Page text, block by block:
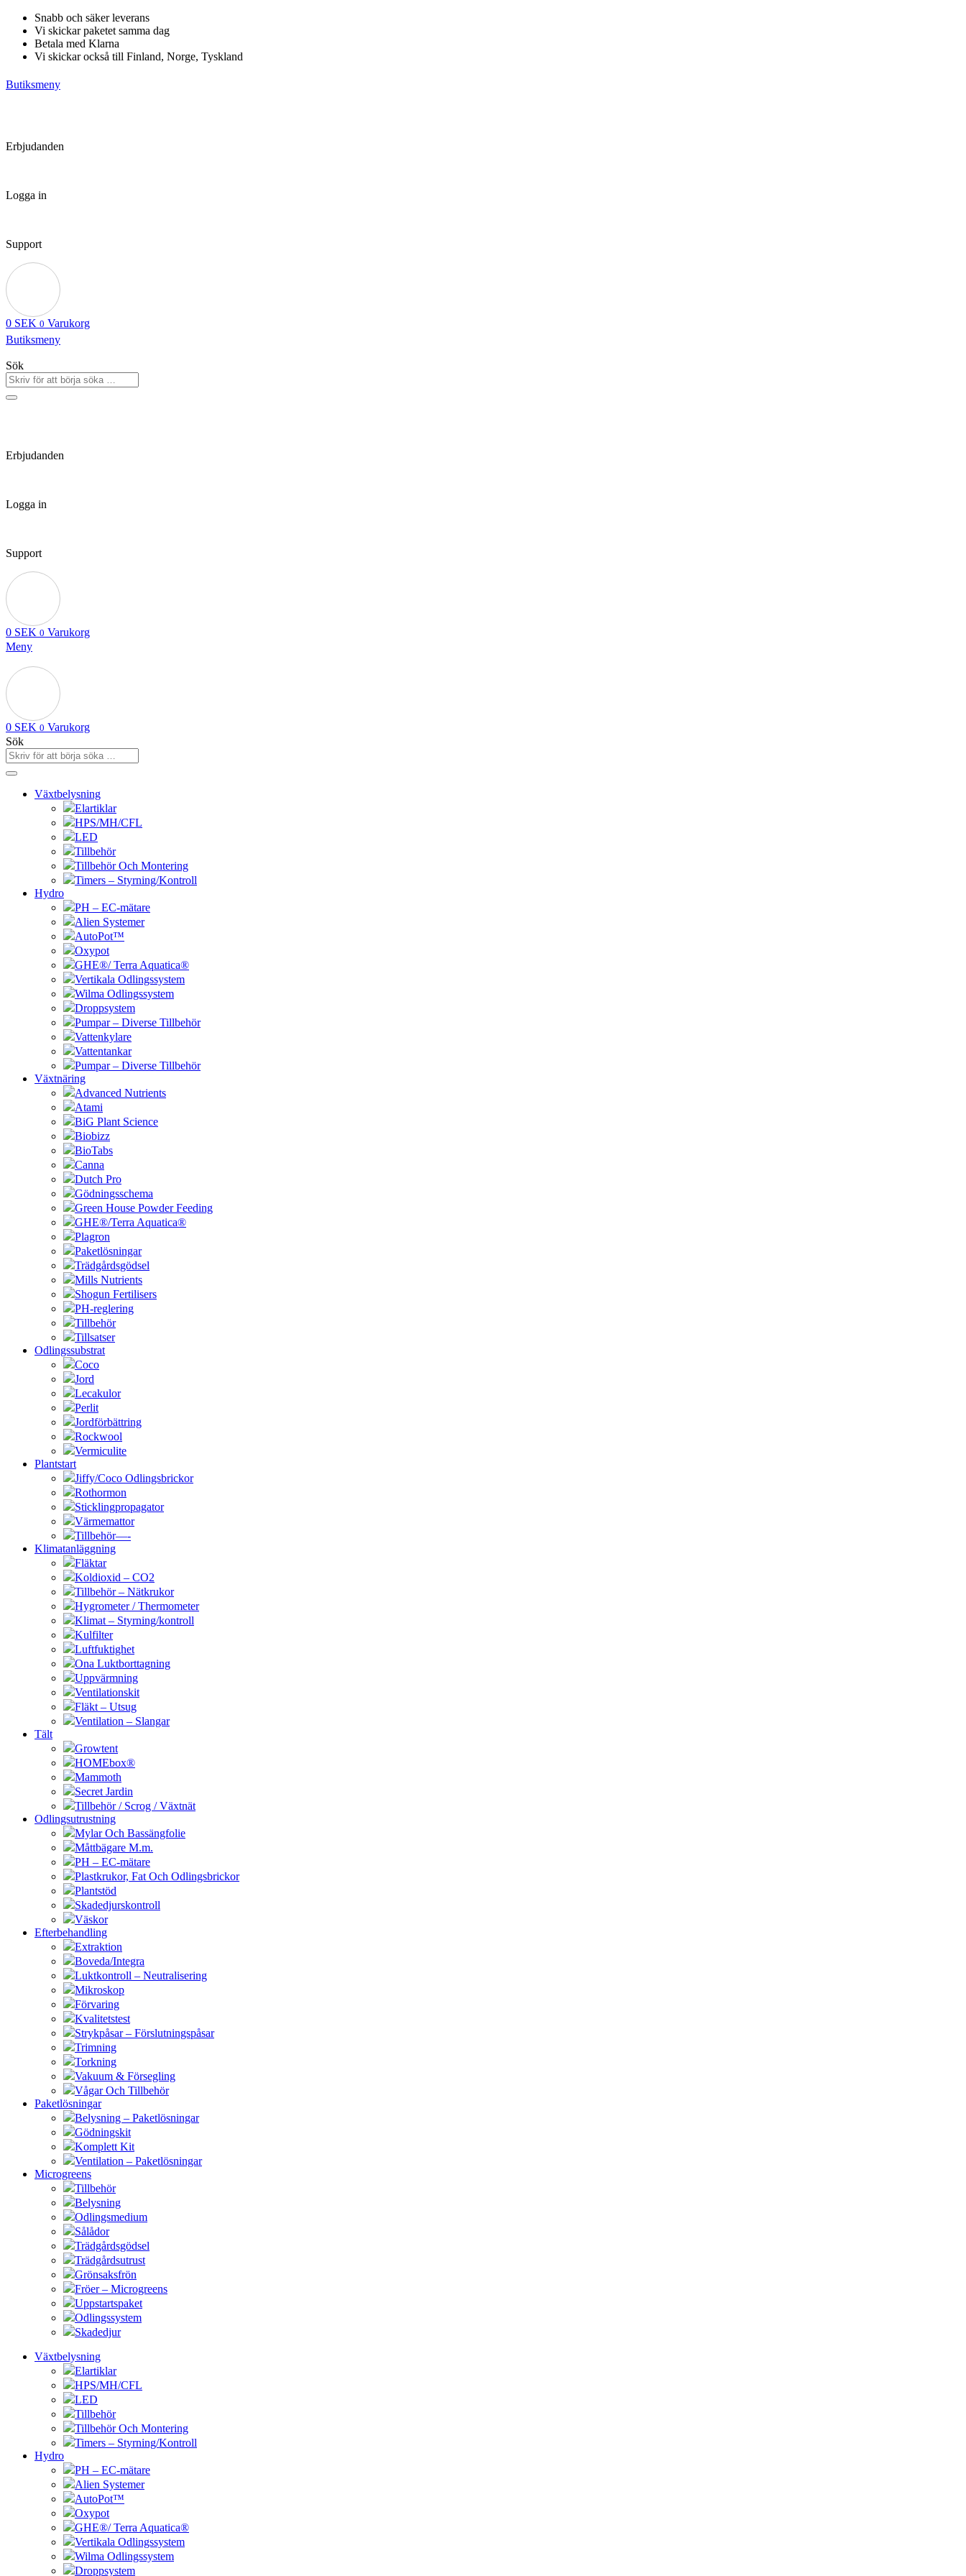
Hoppa
innehåll
Snabb och säker leverans
Vi skickar paketet samma dag
Betala med Klarna
Vi skickar också till Finland, Norge, Tyskland
Butiksmeny
Erbjudanden
Logga in
Support
0 SEK 0 Varukorg
Butiksmeny
Sök
Erbjudanden
Logga in
Support
0 SEK 0 Varukorg
Meny
0 SEK 0 Varukorg
Sök
Växtbelysning
Elartiklar
HPS/MH/CFL
LED
Tillbehör
Tillbehör Och Montering
Timers – Styrning/Kontroll
Hydro
PH – EC-mätare
Alien Systemer
AutoPot™
Oxypot
GHE®/ Terra Aquatica®
Vertikala Odlingssystem
Wilma Odlingssystem
Droppsystem
Pumpar – Diverse Tillbehör
Vattenkylare
Vattentankar
Pumpar – Diverse Tillbehör
Växtnäring
Advanced Nutrients
Atami
BiG Plant Science
Biobizz
BioTabs
Canna
Dutch Pro
Gödningsschema
Green House Powder Feeding
GHE®/Terra Aquatica®
Plagron
Paketlösningar
Trädgårdsgödsel
Mills Nutrients
Shogun Fertilisers
PH-reglering
Tillbehör
Tillsatser
Odlingssubstrat
Coco
Jord
Lecakulor
Perlit
Jordförbättring
Rockwool
Vermiculite
Plantstart
Jiffy/Coco Odlingsbrickor
Rothormon
Sticklingpropagator
Värmemattor
Tillbehör—-
Klimatanläggning
Fläktar
Koldioxid – CO2
Tillbehör – Nätkrukor
Hygrometer / Thermometer
Klimat – Styrning/kontroll
Kulfilter
Luftfuktighet
Ona Luktborttagning
Uppvärmning
Ventilationskit
Fläkt – Utsug
Ventilation – Slangar
Tält
Growtent
HOMEbox®
Mammoth
Secret Jardin
Tillbehör / Scrog / Växtnät
Odlingsutrustning
Mylar Och Bassängfolie
Måttbägare M.m.
PH – EC-mätare
Plastkrukor, Fat Och Odlingsbrickor
Plantstöd
Skadedjurskontroll
Väskor
Efterbehandling
Extraktion
Boveda/Integra
Luktkontroll – Neutralisering
Mikroskop
Förvaring
Kvalitetstest
Strykpåsar – Förslutningspåsar
Trimning
Torkning
Vakuum & Försegling
Vågar Och Tillbehör
Paketlösningar
Belysning – Paketlösningar
Gödningskit
Komplett Kit
Ventilation – Paketlösningar
Microgreens
Tillbehör
Belysning
Odlingsmedium
Sålådor
Trädgårdsgödsel
Trädgårdsutrust
Grönsaksfrön
Fröer – Microgreens
Uppstartspaket
Odlingssystem
Skadedjur
Växtbelysning
Elartiklar
HPS/MH/CFL
LED
Tillbehör
Tillbehör Och Montering
Timers – Styrning/Kontroll
Hydro
PH – EC-mätare
Alien Systemer
AutoPot™
Oxypot
GHE®/ Terra Aquatica®
Vertikala Odlingssystem
Wilma Odlingssystem
Droppsystem